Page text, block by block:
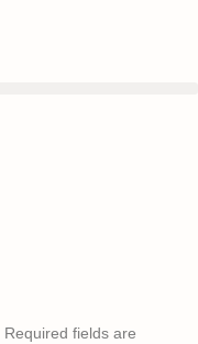
Required fields are